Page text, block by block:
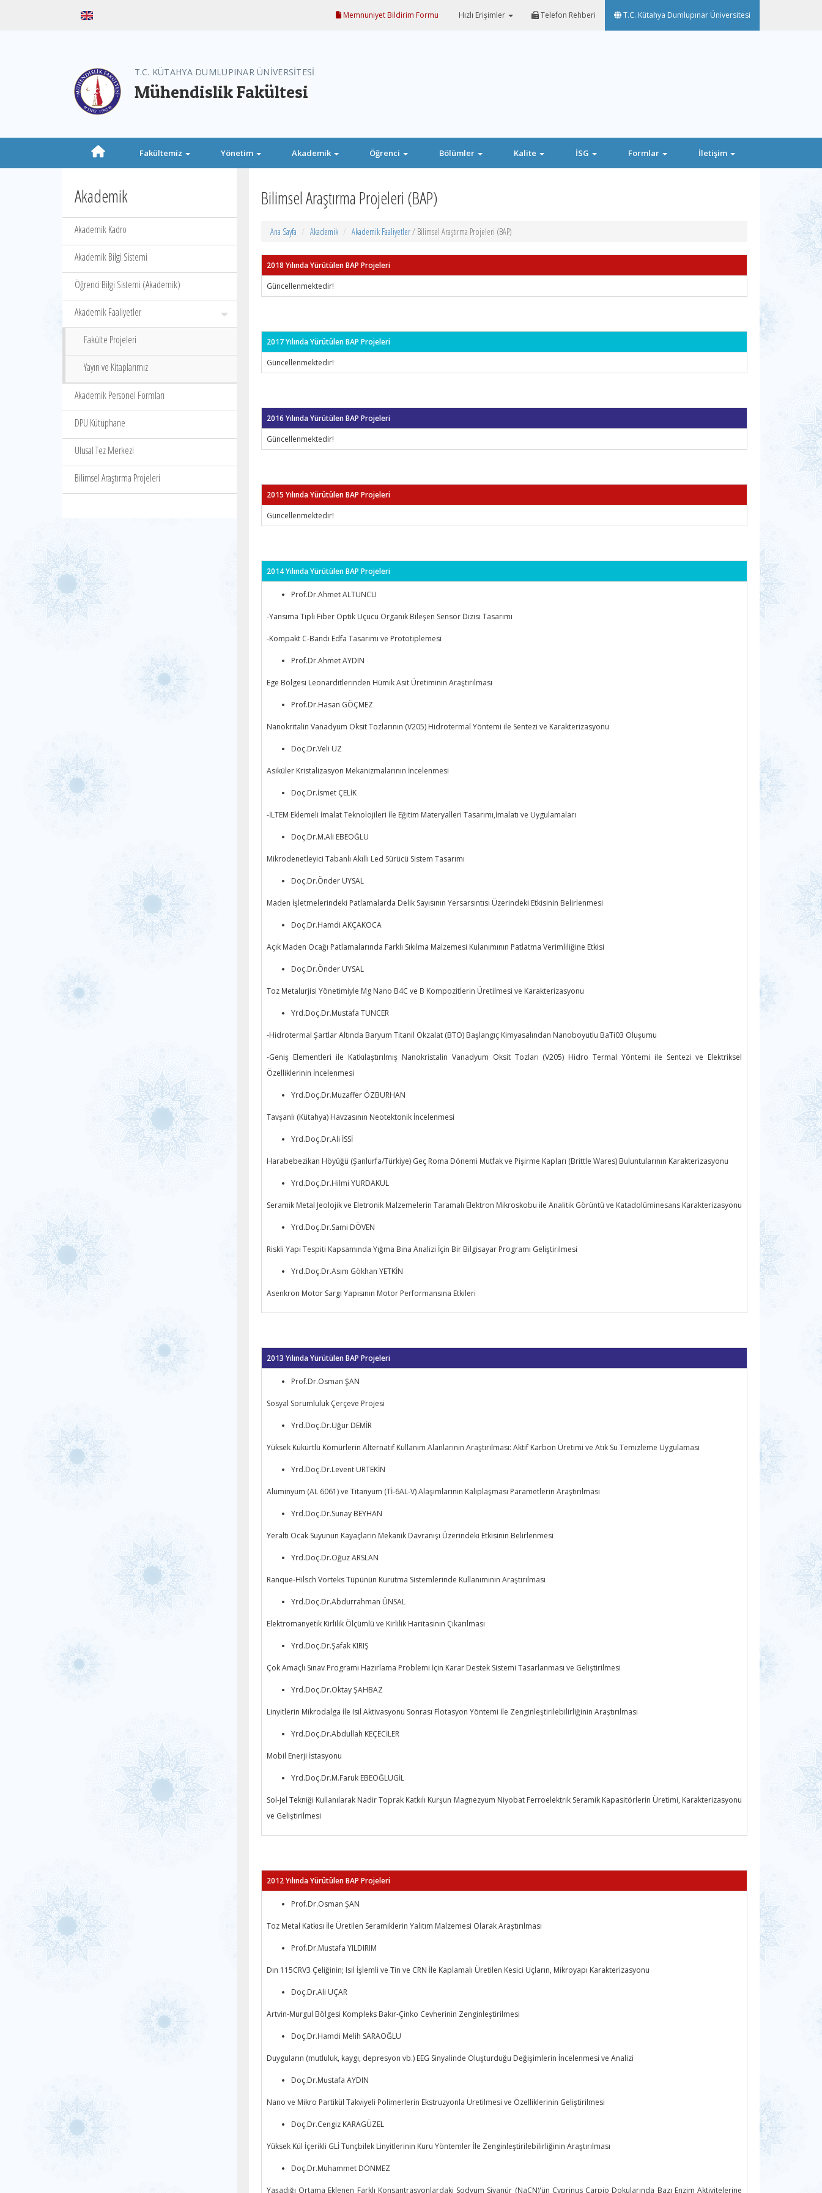
Memnuniyet Bildirim Formu Hızlı Erişimler Telefon Rehberi T.C. Kütahya Dumlupınar Üniversitesi
T.C. KÜTAHYA DUMLUPINAR ÜNİVERSİTESİ
Mühendislik Fakültesi
Fakültemiz Yönetim Akademik Öğrenci Bölümler Kalite İSG Formlar İletişim
Akademik
Akademik Kadro
Akademik Bilgi Sistemi
Öğrenci Bilgi Sistemi (Akademik)
Akademik Faaliyetler
Fakülte Projeleri
Yayın ve Kitaplarımız
Akademik Personel Formları
DPU Kütüphane
Ulusal Tez Merkezi
Bilimsel Araştırma Projeleri
Bilimsel Araştırma Projeleri (BAP)
Ana Sayfa Akademik Akademik Faaliyetler/ Bilimsel Araştırma Projeleri (BAP)
2018 Yılında Yürütülen BAP Projeleri
Güncellenmektedir!
2017 Yılında Yürütülen BAP Projeleri
Güncellenmektedir!
2016 Yılında Yürütülen BAP Projeleri
Güncellenmektedir!
2015 Yılında Yürütülen BAP Projeleri
Güncellenmektedir!
2014 Yılında Yürütülen BAP Projeleri
Prof.Dr.Ahmet ALTUNCU
-Yansıma Tipli Fiber Optik Uçucu Organik Bileşen Sensör Dizisi Tasarımı
-Kompakt C-Bandı Edfa Tasarımı ve Prototiplemesi
Prof.Dr.Ahmet AYDIN
Ege Bölgesi Leonarditlerinden Hümik Asit Üretiminin Araştırılması
Prof.Dr.Hasan GÖÇMEZ
Nanokritalin Vanadyum Oksit Tozlarının (V205) Hidrotermal Yöntemi ile Sentezi ve Karakterizasyonu
Doç.Dr.Veli UZ
Asiküler Kristalizasyon Mekanizmalarının İncelenmesi
Doç.Dr.İsmet ÇELİK
-İLTEM Eklemeli İmalat Teknolojileri İle Eğitim Materyalleri Tasarımı,İmalatı ve Uygulamaları
Doç.Dr.M.Ali EBEOĞLU
Mikrodenetleyici Tabanlı Akıllı Led Sürücü Sistem Tasarımı
Doç.Dr.Önder UYSAL
Maden İşletmelerindeki Patlamalarda Delik Sayısının Yersarsıntısı Üzerindeki Etkisinin Belirlenmesi
Doç.Dr.Hamdi AKÇAKOCA
Açık Maden Ocağı Patlamalarında Farklı Sıkılma Malzemesi Kulanımının Patlatma Verimliliğine Etkisi
Doç.Dr.Önder UYSAL
Toz Metalurjisi Yönetimiyle Mg Nano B4C ve B Kompozitlerin Üretilmesi ve Karakterizasyonu
Yrd.Doç.Dr.Mustafa TUNCER
-Hidrotermal Şartlar Altında Baryum Titanil Okzalat (BTO) Başlangıç Kimyasalından Nanoboyutlu BaTi03 Oluşumu
-Geniş Elementleri ile Katkılaştırılmış Nanokristalin Vanadyum Oksit Tozları (V205) Hidro Termal Yöntemi ile Sentezi ve Elektriksel
Özelliklerinin İncelenmesi
Yrd.Doç.Dr.Muzaffer ÖZBURHAN
Tavşanlı (Kütahya) Havzasının Neotektonik İncelenmesi
Yrd.Doç.Dr.Ali İSSİ
Harabebezikan Höyüğü (Şanlurfa/Türkiye) Geç Roma Dönemi Mutfak ve Pişirme Kapları (Brittle Wares) Buluntularının Karakterizasyonu
Yrd.Doç.Dr.Hilmi YURDAKUL
Seramik Metal Jeolojik ve Eletronik Malzemelerin Taramalı Elektron Mikroskobu ile Analitik Görüntü ve Katadolüminesans Karakterizasyonu
Yrd.Doç.Dr.Sami DÖVEN
Riskli Yapı Tespiti Kapsamında Yığma Bina Analizi İçin Bir Bilgisayar Programı Geliştirilmesi
Yrd.Doç.Dr.Asım Gökhan YETKİN
Asenkron Motor Sargı Yapısının Motor Performansına Etkileri
2013 Yılında Yürütülen BAP Projeleri
Prof.Dr.Osman ŞAN
Sosyal Sorumluluk Çerçeve Projesi
Yrd.Doç.Dr.Uğur DEMİR
Yüksek Kükürtlü Kömürlerin Alternatif Kullanım Alanlarının Araştırılması: Aktif Karbon Üretimi ve Atık Su Temizleme Uygulaması
Yrd.Doç.Dr.Levent URTEKİN
Alüminyum (AL 6061) ve Titanyum (Tİ-6AL-V) Alaşımlarının Kalıplaşması Parametlerin Araştırılması
Yrd.Doç.Dr.Sunay BEYHAN
Yeraltı Ocak Suyunun Kayaçların Mekanik Davranışı Üzerindeki Etkisinin Belirlenmesi
Yrd.Doç.Dr.Oğuz ARSLAN
Ranque-Hilsch Vorteks Tüpünün Kurutma Sistemlerinde Kullanımının Araştırılması
Yrd.Doç.Dr.Abdurrahman ÜNSAL
Elektromanyetik Kirlilik Ölçümlü ve Kirlilik Haritasının Çıkarılması
Yrd.Doç.Dr.Şafak KIRIŞ
Çok Amaçlı Sınav Programı Hazırlama Problemi İçin Karar Destek Sistemi Tasarlanması ve Geliştirilmesi
Yrd.Doç.Dr.Oktay ŞAHBAZ
Linyitlerin Mikrodalga İle Isıl Aktivasyonu Sonrası Flotasyon Yöntemi İle Zenginleştirilebilirliğinin Araştırılması
Yrd.Doç.Dr.Abdullah KEÇECİLER
Mobil Enerji İstasyonu
Yrd.Doç.Dr.M.Faruk EBEOĞLUGİL
Sol-Jel Tekniği Kullanılarak Nadir Toprak Katkılı Kurşun Magnezyum Niyobat Ferroelektrik Seramik Kapasitörlerin Üretimi, Karakterizasyonu
ve Geliştirilmesi
2012 Yılında Yürütülen BAP Projeleri
Prof.Dr.Osman ŞAN
Toz Metal Katkısı İle Üretilen Seramiklerin Yalıtım Malzemesi Olarak Araştırılması
Prof.Dr.Mustafa YILDIRIM
Dın 115CRV3 Çeliğinin; Isıl İşlemli ve Tin ve CRN İle Kaplamalı Üretilen Kesici Uçların, Mikroyapı Karakterizasyonu
Doç.Dr.Ali UÇAR
Artvin-Murgul Bölgesi Kompleks Bakır-Çinko Cevherinin Zenginleştirilmesi
Doç.Dr.Hamdi Melih SARAOĞLU
Duyguların (mutluluk, kaygı, depresyon vb.) EEG Sinyalinde Oluşturduğu Değişimlerin İncelenmesi ve Analizi
Doç.Dr.Mustafa AYDIN
Nano ve Mikro Partikül Takviyeli Polimerlerin Ekstruzyonla Üretilmesi ve Özelliklerinin Geliştirilmesi
Doç.Dr.Cengiz KARAGÜZEL
Yüksek Kül İçerikli GLİ Tunçbilek Linyitlerinin Kuru Yöntemler İle Zenginleştirilebilirliğinin Araştırılması
Doç.Dr.Muhammet DÖNMEZ
Yaşadığı Ortama Eklenen Farklı Konsantrasyonlardaki Sodyum Siyanür (NaCN)'ün Cyprinus Carpio Dokularında Bazı Enzim Aktivitelerine